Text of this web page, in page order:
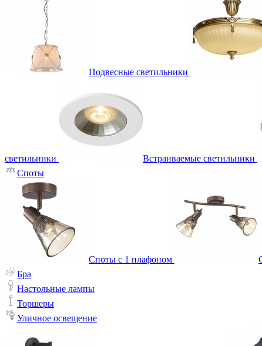
Подвесные светильники
светильники Встраиваемые светильники
Споты
Споты с 1 плафоном
Бра
Настольные лампы
Торшеры
Уличное освещение